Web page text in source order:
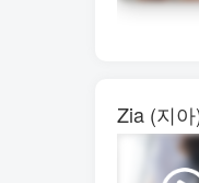
Zia (지